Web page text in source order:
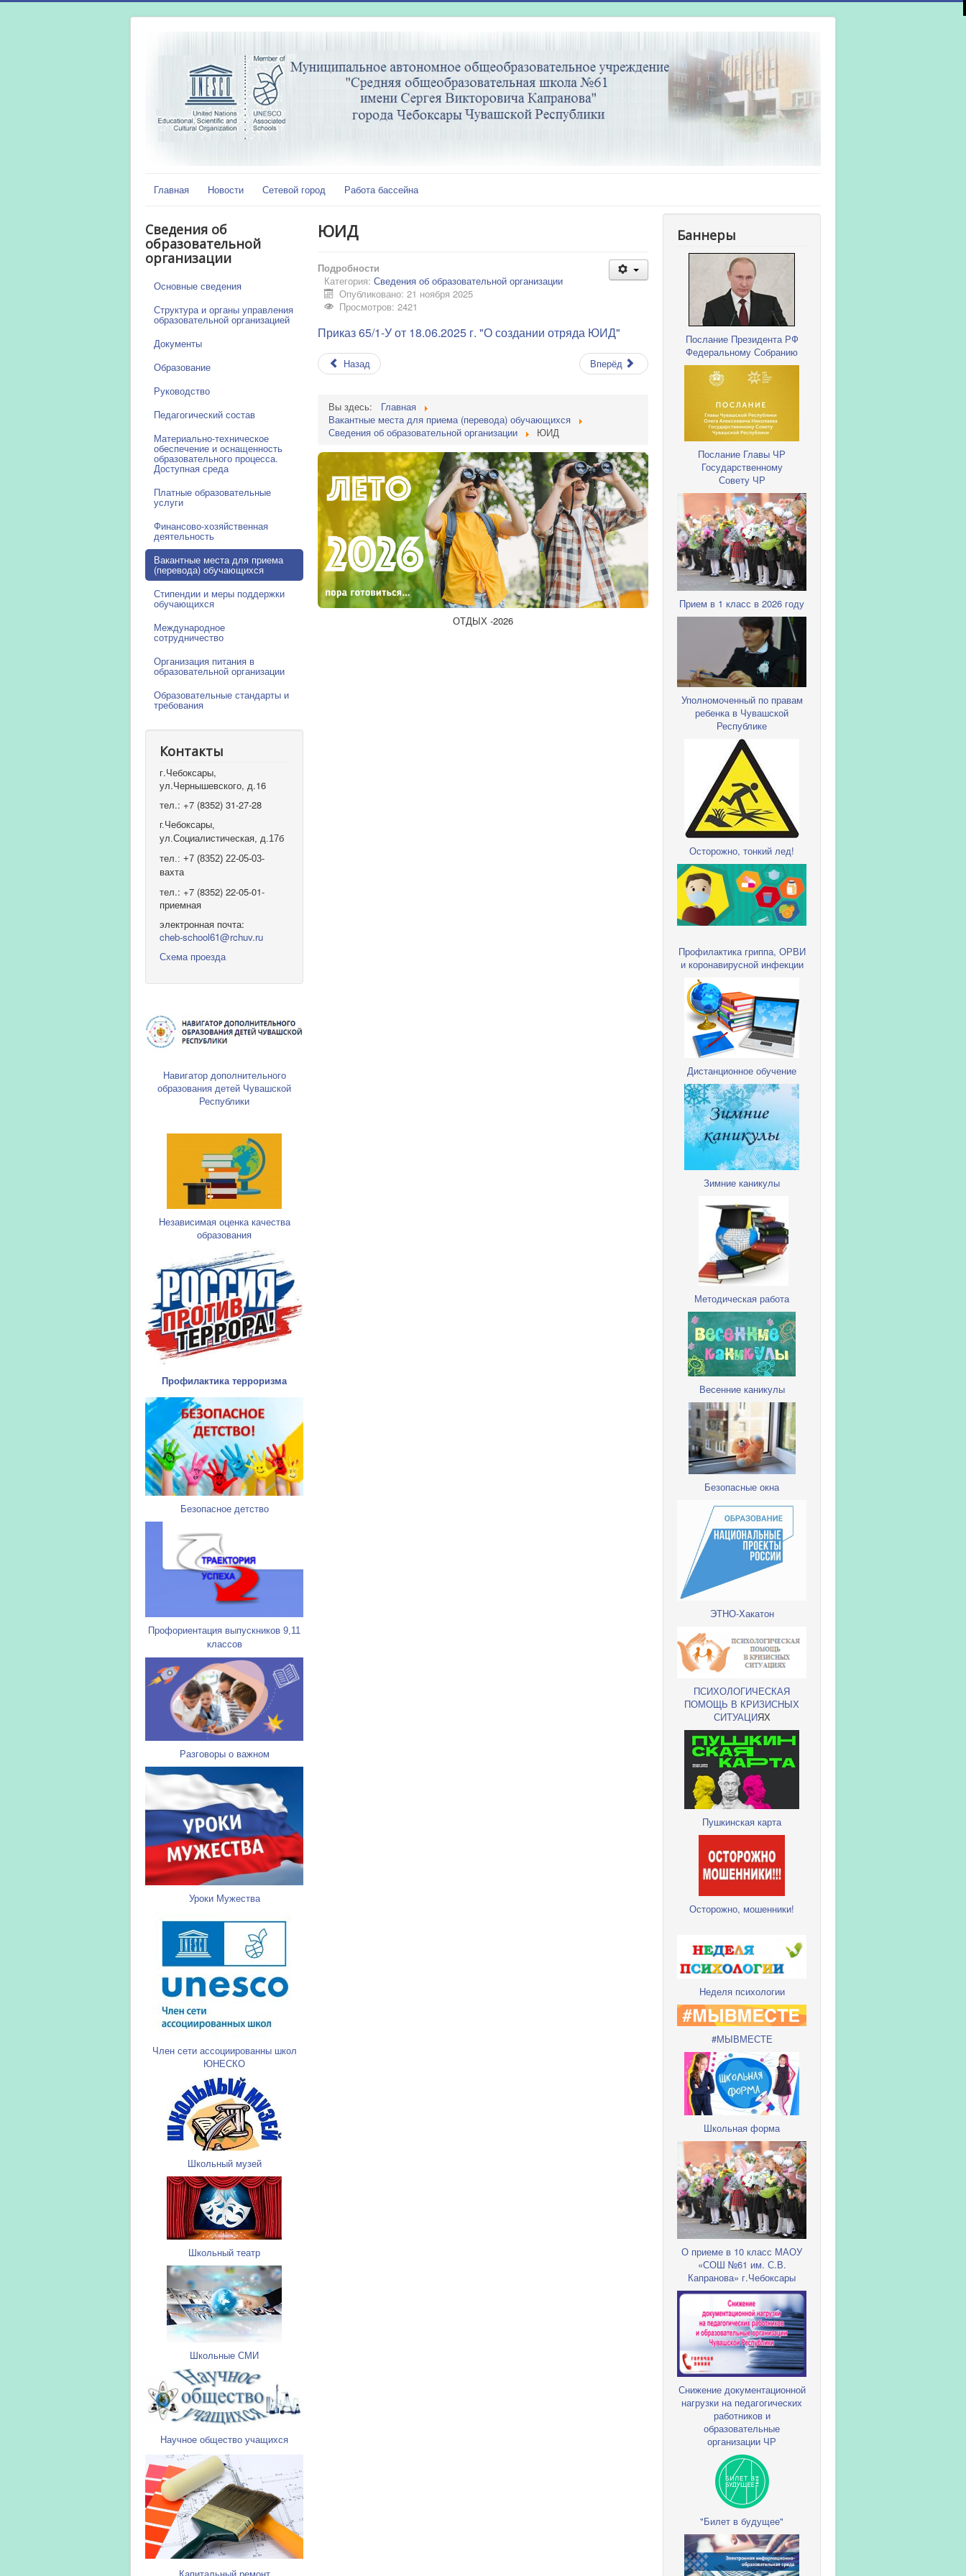
Главная Новости Сетевой город Работа бассейна
Сведения об
образовательной
организации
Основные сведения
Структура и органы управления
образовательной организацией
Документы
Образование
Руководство
Педагогический состав
Материально-техническое
обеспечение и оснащенность
образовательного процесса.
Доступная среда
Платные образовательные
услуги
Финансово-хозяйственная
деятельность
Вакантные места для приема
(перевода) обучающихся
Стипендии и меры поддержки
обучающихся
Международное
сотрудничество
Организация питания в
образовательной организации
Образовательные стандарты и
требования
Контакты
г.Чебоксары,
ул.Чернышевского, д.16
тел.: +7 (8352) 31-27-28
г.Чебоксары,
ул.Социалистическая, д.17б
тел.: +7 (8352) 22-05-03-
вахта
тел.: +7 (8352) 22-05-01-
приемная
электронная почта:
cheb-school61@rchuv.ru
Схема проезда
Навигатор дополнительного
образования детей Чувашской
Республики
Независимая оценка качества
образования
Профилактика терроризма
Безопасное детство
Профориентация выпускников 9,11
классов
Разговоры о важном
Уроки Мужества
Член сети ассоциированны школ
ЮНЕСКО
Школьный музей
Школьный театр
Школьные СМИ
Научное общество учащихся
ЮИД
Подробности
Категория: Сведения об образовательной организации
Опубликовано: 21 ноября 2025
Просмотров: 2421
Приказ 65/1-У от 18.06.2025 г. "О создании отряда ЮИД"
Назад Вперёд
Вы здесь:
Главная
Вакантные места для приема (перевода) обучающихся
Сведения об образовательной организации
ЮИД
ОТДЫХ -2026
Баннеры
Послание Президента РФ
Федеральному Собранию
Послание Главы ЧР
Государственному
Совету ЧР
Прием в 1 класс в 2026 году
Уполномоченный по правам
ребенка в Чувашской
Республике
Осторожно, тонкий лед!
Профилактика гриппа, ОРВИ
и коронавирусной инфекции
Дистанционное обучение
Зимние каникулы
Методическая работа
Весенние каникулы
Безопасные окна
ЭТНО-Хакатон
ПСИХОЛОГИЧЕСКАЯ
ПОМОЩЬ В КРИЗИСНЫХ
СИТУАЦИЯХ
Пушкинская карта
Осторожно, мошенники!
Неделя психологии
#МЫВМЕСТЕ
Школьная форма
О приеме в 10 класс МАОУ
«СОШ №61 им. С.В.
Капранова» г.Чебоксары
Снижение документационной
нагрузки на педагогических
работников и
образовательные
организации ЧР
"Билет в будущее"